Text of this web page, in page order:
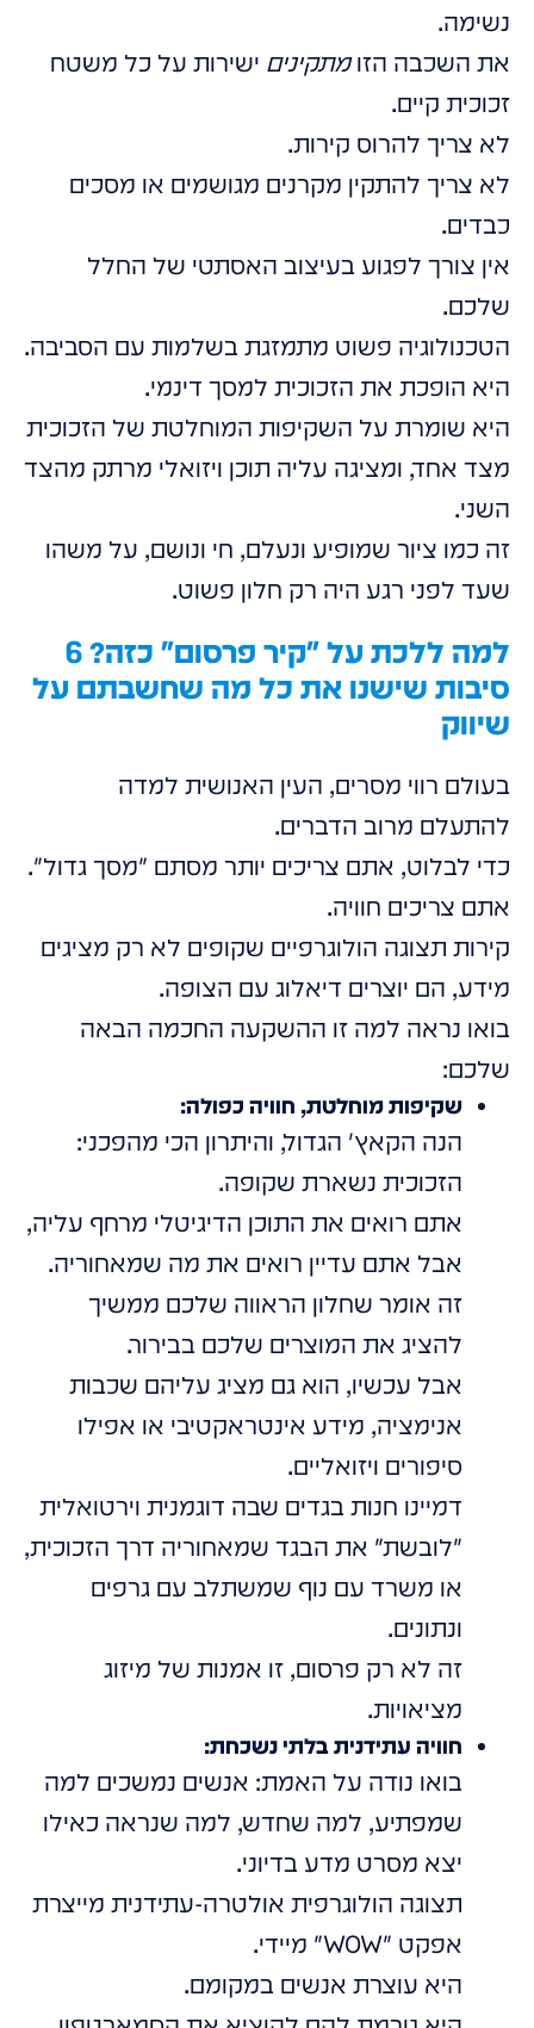
נשימה.
את השכבה הזומתקינים ישירות על כל משטח
זכוכית קיים.
לא צריך להרוס קירות.
לא צריך להתקין מקרנים מגושמים או מסכים
כבדים.
אין צורך לפגוע בעיצוב האסתטי של החלל
שלכם.
הטכנולוגיה פשוט מתמזגת בשלמות עם הסביבה.
היא הופכת את הזכוכית למסך דינמי.
היא שומרת על השקיפות המוחלטת של הזכוכית
מצד אחד, ומציגה עליה תוכן ויזואלי מרתק מהצד
השני.
זה כמו ציור שמופיע ונעלם, חי ונושם, על משהו
שעד לפני רגע היה רק חלון פשוט.
למה ללכת על "קיר פרסום" כזה? 6
סיבות שישנו את כל מה שחשבתם על
שיווק
בעולם רווי מסרים, העין האנושית למדה
להתעלם מרוב הדברים.
כדי לבלוט, אתם צריכים יותר מסתם "מסך גדול".
אתם צריכים חוויה.
קירות תצוגה הולוגרפיים שקופים לא רק מציגים
מידע, הם יוצרים דיאלוג עם הצופה.
בואו נראה למה זו ההשקעה החכמה הבאה
שלכם:
שקיפות מוחלטת, חוויה כפולה:
הנה הקאץ' הגדול, והיתרון הכי מהפכני:
הזכוכית נשארת שקופה.
אתם רואים את התוכן הדיגיטלי מרחף עליה,
אבל אתם עדיין רואים את מה שמאחוריה.
זה אומר שחלון הראווה שלכם ממשיך
להציג את המוצרים שלכם בבירור.
אבל עכשיו, הוא גם מציג עליהם שכבות
אנימציה, מידע אינטראקטיבי או אפילו
סיפורים ויזואליים.
דמיינו חנות בגדים שבה דוגמנית וירטואלית
"לובשת" את הבגד שמאחוריה דרך הזכוכית,
או משרד עם נוף שמשתלב עם גרפים
ונתונים.
זה לא רק פרסום, זו אמנות של מיזוג
מציאויות.
חוויה עתידנית בלתי נשכחת:
בואו נודה על האמת: אנשים נמשכים למה
שמפתיע, למה שחדש, למה שנראה כאילו
יצא מסרט מדע בדיוני.
תצוגה הולוגרפית אולטרה-עתידנית מייצרת
אפקט "WOW" מיידי.
היא עוצרת אנשים במקומם.